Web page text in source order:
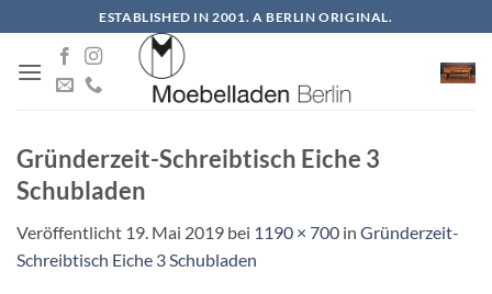
Inhalt
springen
ESTABLISHED IN 2001. A BERLIN ORIGINAL.
Gründerzeit-Schreibtisch Eiche 3
Schubladen
Veröffentlicht 19. Mai 2019 bei 1190 × 700 in Gründerzeit-
Schreibtisch Eiche 3 Schubladen